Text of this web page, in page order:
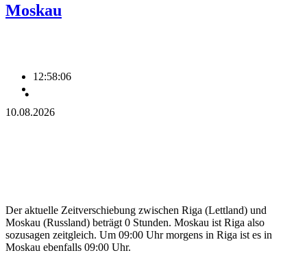
Moskau
12:58:06
10.08.2026
Der aktuelle Zeitverschiebung zwischen Riga (Lettland) und
Moskau (Russland) beträgt 0 Stunden. Moskau ist Riga also
sozusagen zeitgleich. Um 09:00 Uhr morgens in Riga ist es in
Moskau ebenfalls 09:00 Uhr.